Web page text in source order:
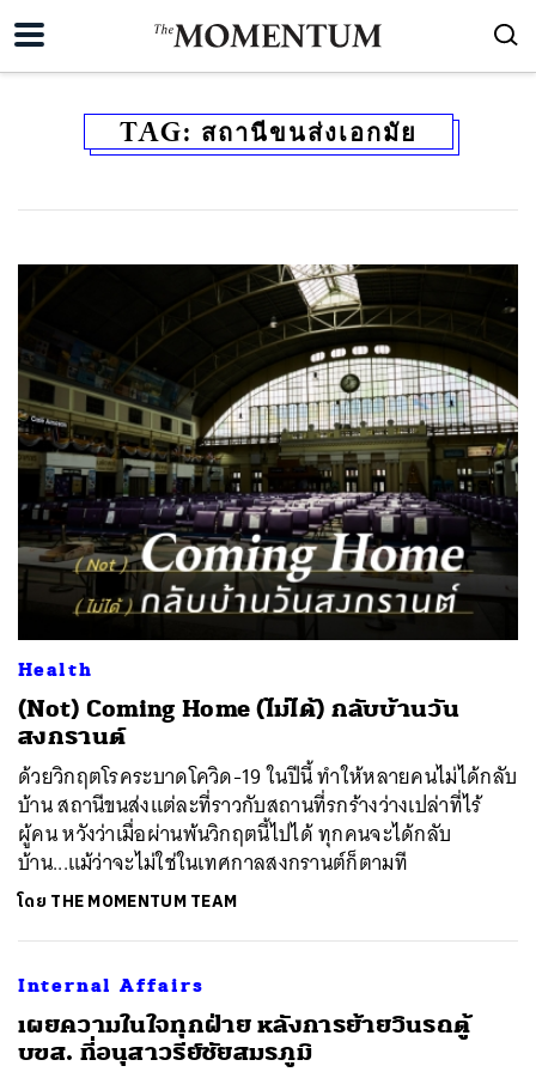
TAG: สถานีขนส่งเอกมัย
Health
(Not) Coming Home (ไม่ได้) กลับบ้านวัน
สงกรานต์
ด้วยวิกฤตโรคระบาดโควิด-19 ในปีนี้ ทำให้หลายคนไม่ได้กลับ
บ้าน สถานีขนส่งแต่ละที่ราวกับสถานที่รกร้างว่างเปล่าที่ไร้
ผู้คน หวังว่าเมื่อผ่านพ้นวิกฤตนี้ไปได้ ทุกคนจะได้กลับ
บ้าน...แม้ว่าจะไม่ใช่ในเทศกาลสงกรานต์ก็ตามที
โดย THE MOMENTUM TEAM
Internal Affairs
เผยความในใจทุกฝ่าย หลังการย้ายวินรถตู้
บขส. ที่อนุสาวรีย์ชัยสมรภูมิ
ค้นหา
SHARE TWEET LINE EMAIL